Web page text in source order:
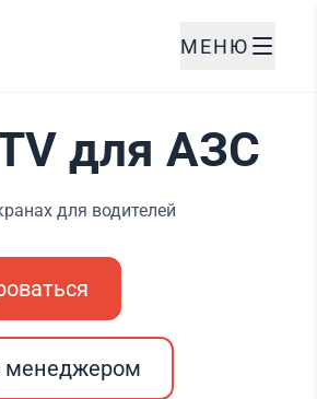
МЕНЮ
для АЗС
для водителей
менеджером